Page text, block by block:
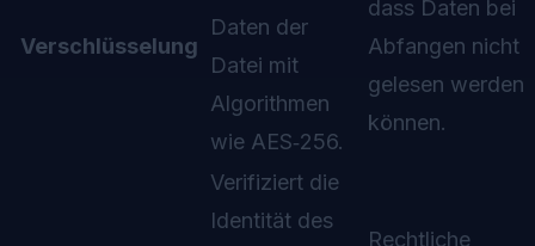
Verschlüsselung
Daten der
Datei mit
Algorithmen
wie AES‑256.
dass Daten bei
Abfangen nicht
gelesen werden
können.
Verifiziert die
Identität des
Rechtliche